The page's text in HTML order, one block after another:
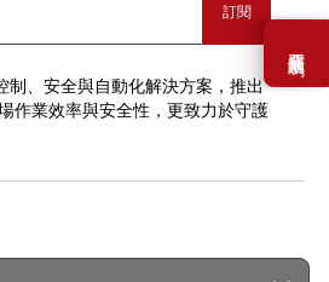
需要幫助嗎？
訂閱
制、安全與自動化解決方案，推出
作業效率與安全性，更致力於守護